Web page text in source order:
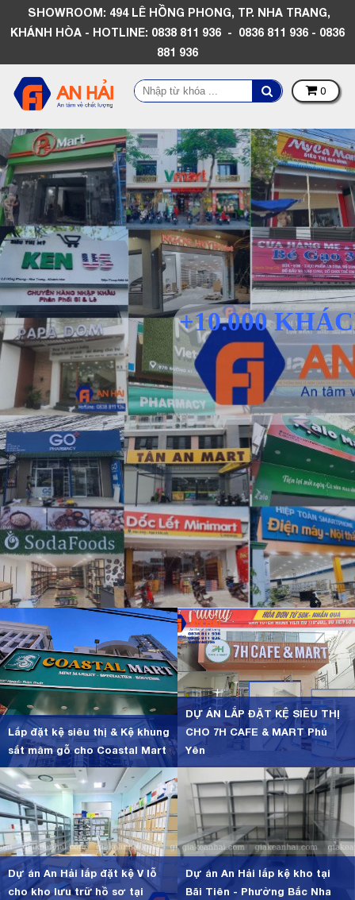
SHOWROOM: 494 LÊ HỒNG PHONG, TP. NHA TRANG,
KHÁNH HÒA - HOTLINE: 0838 811 936 - 0836 811 936 - 0836
881 936
0
+10.000
Lắp đặt kệ siêu thị & Kệ khung
sắt mâm gỗ cho Coastal Mart
DỰ ÁN LẮP ĐẶT KỆ SIÊU THỊ
CHO 7H CAFE & MART Phú
Yên
Dự án An Hải lắp đặt kệ V lỗ
cho kho lưu trữ hồ sơ tại
Dự án An Hải lắp kệ kho tại
Bãi Tiên - Phường Bắc Nha